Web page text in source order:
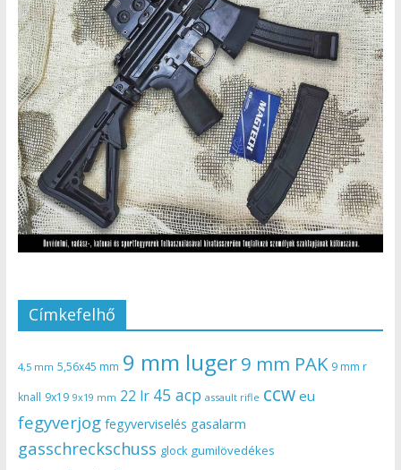
Címkefelhő
4,5 mm 5,56x45 mm 9 mm luger9 mm PAK 9 mm r
knall 9x19 9x19 mm 22 lr 45 acp assault rifle ccw eu
fegyverjog fegyverviselés gasalarm
gasschreckschuss glock gumilövedékes